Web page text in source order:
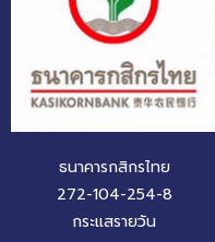
ธนาคารกสิกรไทย
272-104-254-8
กระแสรายวัน